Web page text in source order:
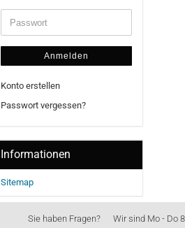
Anmelden
Konto erstellen
Passwort vergessen?
Informationen
Sitemap
Sie haben Fragen? Wir sind Mo - Do